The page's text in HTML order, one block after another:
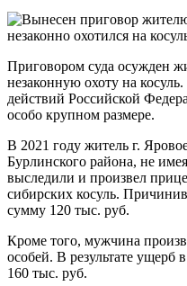
Приговором суда осужден
незаконную охоту на
действий Российской
особо крупном размере.
В 2021 году житель г.
Бурлинского района, не
выследили и произвел
сибирских косуль.
сумму 120 тыс. руб.
Кроме того, мужчина
особей. В результате ущерб
160 тыс. руб.